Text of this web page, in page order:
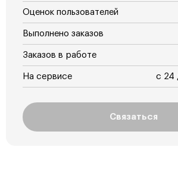
Оценок пользователей
Выполнено заказов
Заказов в работе
На сервисе с 24
Связаться